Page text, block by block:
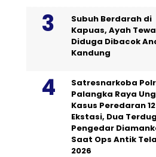
Subuh Berdarah di
Kapuas, Ayah
Diduga Dibacok
Kandung
Satresnarkoba
Palangka Raya
Kasus Peredaran
Ekstasi, Dua
Pengedar
Saat Ops Antik
2026